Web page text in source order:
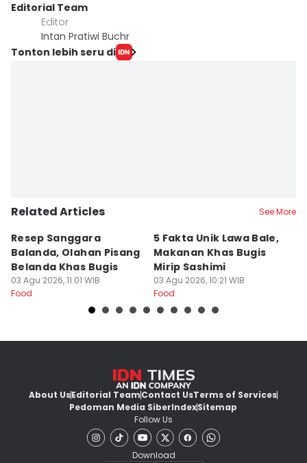
Editorial Team
Editor
Intan Pratiwi Buchr
Tonton lebih seru di
Related Articles See More
Resep Sanggara
Balanda, Olahan Pisang
Belanda Khas Bugis
03 Agu 2026, 11:01 WIB
Food
5 Fakta Unik Lawa Bale,
Makanan Khas Bugis
Mirip Sashimi
03 Agu 2026, 10:21 WIB
Food
About UsEditorial TeamContact UsTerms of Services
Pedoman Media SiberIndexSitemap
Follow Us
Download